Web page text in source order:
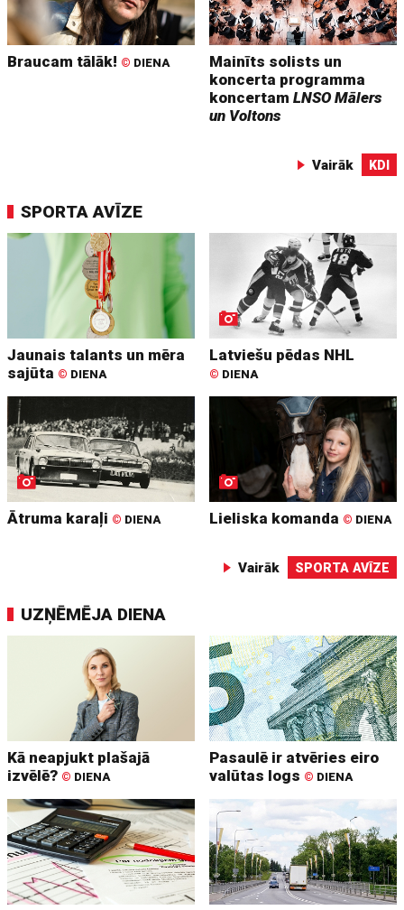
Braucam tālāk! © DIENA
Mainīts solists un
koncerta programma
koncertamLNSO Mālers
un Voltons
Vairāk KDI
SPORTA AVĪZE
Jaunais talants un mēra
sajūta © DIENA
Latviešu pēdas NHL
© DIENA
Ātruma karaļi © DIENA Lieliska komanda © DIENA
Vairāk SPORTA AVĪZE
UZŅĒMĒJA DIENA
Kā neapjukt plašajā
izvēlē? © DIENA
Pasaulē ir atvēries eiro
valūtas logs © DIENA